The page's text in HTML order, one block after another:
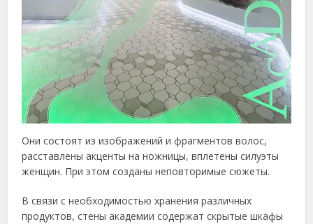
Они состоят из изображений и фрагментов волос,
расставлены акценты на ножницы, вплетены силуэты
женщин. При этом созданы неповторимые сюжеты.
В связи с необходимостью хранения различных
продуктов, стены академии содержат скрытые шкафы